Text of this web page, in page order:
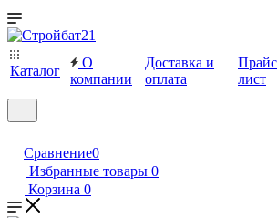
Каталог
О
компании
Доставка и
оплата
Прайс
лист
Сравнение0
Избранные товары 0
Корзина 0